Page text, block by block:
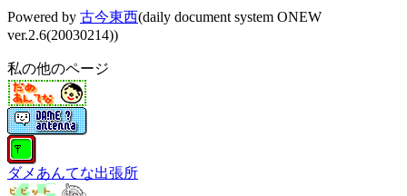
Powered by 古今東西(daily document system ONEW
ver.2.6(20030214))
私の他のページ
ダメあんてな出張所